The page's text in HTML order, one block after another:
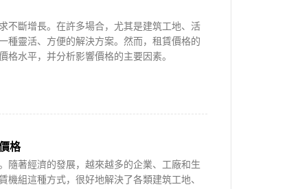
斷增長。在許多場合，尤其是建筑工地、活
種靈活、方便的解決方案。然而，租賃價格的
價格水平，并分析影響價格的主要因素。
格
著經濟的發展，越來越多的企業、工廠和生
組這種方式，很好地解決了各類建筑工地、